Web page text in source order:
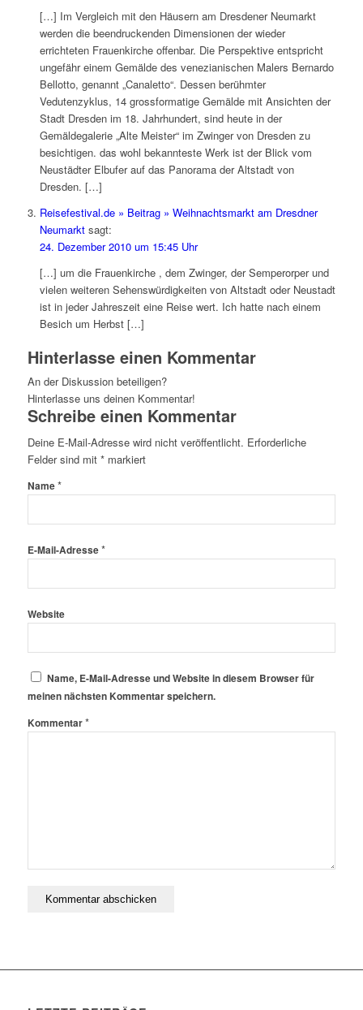
[…] Im Vergleich mit den Häusern am Dresdener Neumarkt
werden die beendruckenden Dimensionen der wieder
errichteten Frauenkirche offenbar. Die Perspektive entspricht
ungefähr einem Gemälde des venezianischen Malers Bernardo
Bellotto, genannt „Canaletto“. Dessen berühmter
Vedutenzyklus, 14 grossformatige Gemälde mit Ansichten der
Stadt Dresden im 18. Jahrhundert, sind heute in der
Gemäldegalerie „Alte Meister“ im Zwinger von Dresden zu
besichtigen. das wohl bekannteste Werk ist der Blick vom
Neustädter Elbufer auf das Panorama der Altstadt von
Dresden. […]
Reisefestival.de » Beitrag » Weihnachtsmarkt am Dresdner
Neumarkt sagt:
24. Dezember 2010 um 15:45 Uhr
[…] um die Frauenkirche , dem Zwinger, der Semperorper und
vielen weiteren Sehenswürdigkeiten von Altstadt oder Neustadt
ist in jeder Jahreszeit eine Reise wert. Ich hatte nach einem
Besich um Herbst […]
Hinterlasse einen Kommentar
An der Diskussion beteiligen?
Hinterlasse uns deinen Kommentar!
Schreibe einen Kommentar
Deine E-Mail-Adresse wird nicht veröffentlicht. Erforderliche
Felder sind mit *markiert
Name*
E-Mail-Adresse*
Website
Name, E-Mail-Adresse und Website in diesem Browser für
meinen nächsten Kommentar speichern.
Kommentar*